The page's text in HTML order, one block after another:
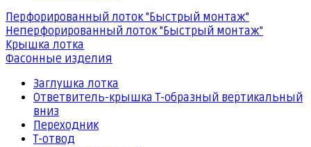
Перфорированный лоток "Быстрый монтаж"
Неперфорированный лоток "Быстрый монтаж"
Крышка лотка
Фасонные изделия
Заглушка лотка
Ответвитель-крышка Т-образный вертикальный
вниз
Переходник
Т-отвод